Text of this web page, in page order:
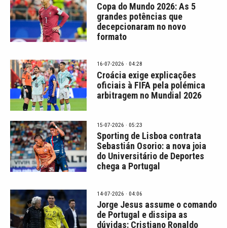
Copa do Mundo 2026: As 5
grandes potências que
decepcionaram no novo
formato
16-07-2026 · 04:28
Croácia exige explicações
oficiais à FIFA pela polémica
arbitragem no Mundial 2026
15-07-2026 · 05:23
Sporting de Lisboa contrata
Sebastián Osorio: a nova joia
do Universitário de Deportes
chega a Portugal
14-07-2026 · 04:06
Jorge Jesus assume o comando
de Portugal e dissipa as
dúvidas: Cristiano Ronaldo